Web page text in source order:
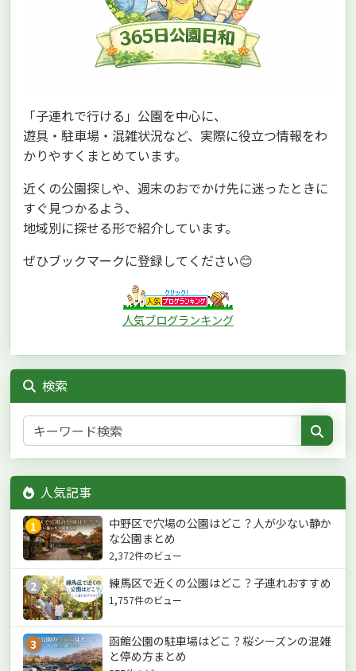
「子連れで行ける」公園を中心に、
遊具・駐車場・混雑状況など、実際に役立つ情報をわ
かりやすくまとめています。
近くの公園探しや、週末のおでかけ先に迷ったときに
すぐ見つかるよう、
地域別に探せる形で紹介しています。
ぜひブックマークに登録してください😊
人気ブログランキング
検索
人気記事
1
中野区で穴場の公園はどこ？人が少ない静か
な公園まとめ
2,372件のビュー
2 練馬区で近くの公園はどこ？子連れおすすめ
1,757件のビュー
3
函館公園の駐車場はどこ？桜シーズンの混雑
と停め方まとめ